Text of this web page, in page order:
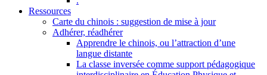
Ressources
Carte du chinois : suggestion de mise à jour
Adhérer, réadhérer
Apprendre le chinois, ou l’attraction d’une
langue distante
La classe inversée comme support pédagogique